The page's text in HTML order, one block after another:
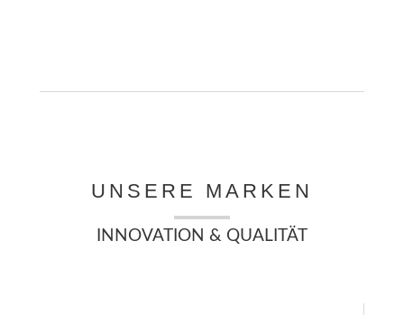
UNSERE MARKEN
INNOVATION & QUALITÄT